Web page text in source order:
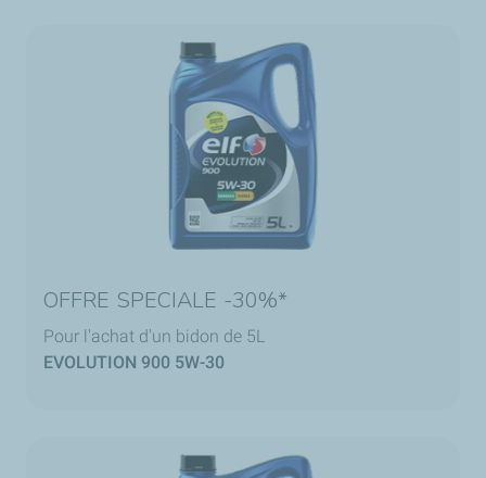
OFFRE SPECIALE -30%*
Pour l'achat d'un bidon de 5L
EVOLUTION 900 5W-30